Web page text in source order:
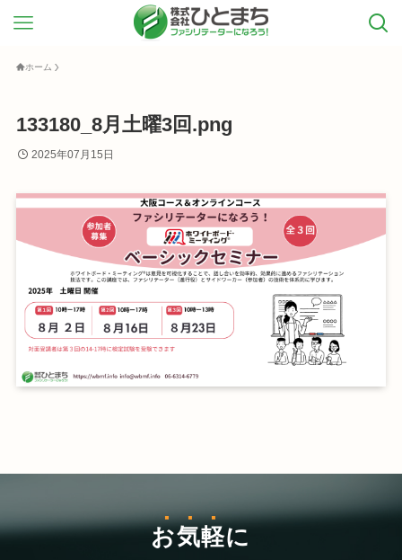
ホーム
133180_8月土曜3回.png
2025年07月15日
お気軽に